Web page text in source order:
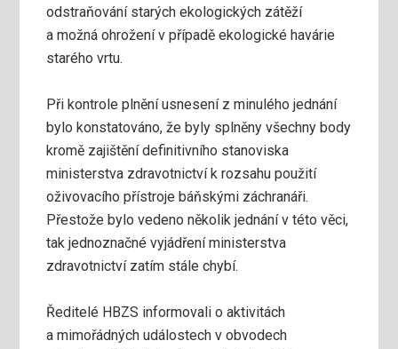
odstraňování starých ekologických zátěží
a možná ohrožení v případě ekologické havárie
starého vrtu.
Při kontrole plnění usnesení z minulého jednání
bylo konstatováno, že byly splněny všechny body
kromě zajištění definitivního stanoviska
ministerstva zdravotnictví k rozsahu použití
oživovacího přístroje báňskými záchranáři.
Přestože bylo vedeno několik jednání v této věci,
tak jednoznačné vyjádření ministerstva
zdravotnictví zatím stále chybí.
Ředitelé HBZS informovali o aktivitách
a mimořádných událostech v obvodech